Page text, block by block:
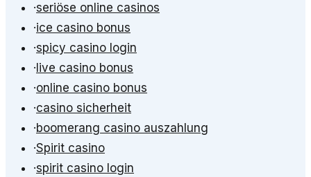
·seriöse online casinos
·ice casino bonus
·spicy casino login
· live casino bonus
·online casino bonus
·casino sicherheit
·boomerang casino auszahlung
·Spirit casino
·spirit casino login